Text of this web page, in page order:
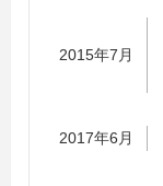
2015年7月
2017年6月